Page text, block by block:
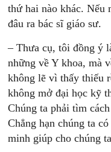
thứ hai nào khác. Nếu
đâu ra bác sĩ giáo sư.
– Thưa cụ, tôi đồng ý
những về Y khoa, mà
không lẽ vì thấy thiếu
không mở đại học kỹ
Chúng ta phải tìm
Chẳng hạn chúng ta
minh giúp cho chúng